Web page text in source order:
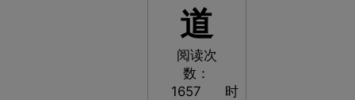
道
阅读次
数：
1657
时